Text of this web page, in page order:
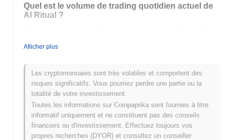
Quel est le volume de trading quotidien actuel de
AI Ritual ?
Quel est l'historique de la fourchette de prix de AI
Ritual ?
Plus Haut Historique (ATH) : €0.0
841
AI Ritual se négocie actuellement~100.00%en dessous de son
ATH .
Afiicher plus
Les cryptomonnaies sont très volatiles et comportent des
risques significatifs. Vous pourriez perdre une partie ou la
totalité de votre investissement.
Toutes les informations sur Coinpaprika sont fournies à titre
informatif uniquement et ne constituent pas des conseils
financiers ou d'investissement. Effectuez toujours vos
propres recherches (DYOR) et consultez un conseiller